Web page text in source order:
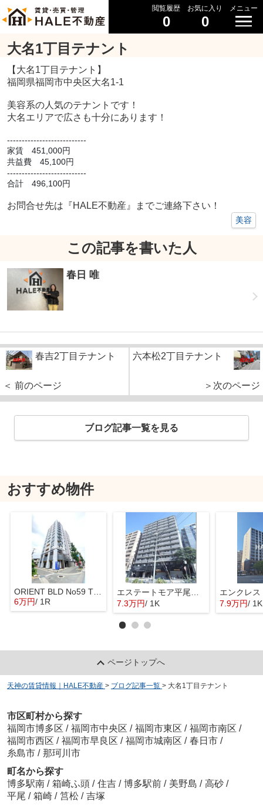
閲覧履歴
0
お気に入り
0
メニュー
大名1丁目テナント
【大名1丁目テナント】
福岡県福岡市中央区大名1-1
美容系の人気のテナントです！
大名エリアで広さも十分にあります！
---------------------------
家賃 451,000円
共益費 45,100円
---------------------------
合計 496,100円
お問合せ先は『HALE不動産』までご連絡下さい！
美容
この記事を書いた人
春日 唯
春吉2丁目テナント
＜ 前のページ
六本松2丁目テナント
＞次のページ
ブログ記事一覧を見る
おすすめ物件
ORIENT BLD No59 TWINS
6万円/ 1R
7.3万円/ 1K 7.9万円/ 1K
ページトップへ
天神の賃貸情報｜HALE不動産 > ブログ記事一覧 > 大名1丁目テナント
市区町村から探す
福岡市博多区 / 福岡市中央区 / 福岡市東区 / 福岡市南区 /
福岡市西区 / 福岡市早良区 / 福岡市城南区 / 春日市 /
糸島市 / 那珂川市
町名から探す
博多駅南 / 箱崎ふ頭 / 住吉 / 博多駅前 / 美野島 / 高砂 /
平尾 / 箱崎 / 筥松 / 吉塚